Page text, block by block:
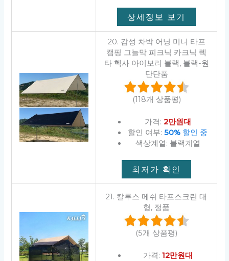
상세정보 보기
20. 감성 차박 어닝 미니 타프
캠핑 그늘막 피크닉 카크닉 렉
타 헥사 아이보리 블랙, 블랙-원
단단품
(118개 상품평)
가격: 2만원대
할인 여부:50% 할인 중
색상계열: 블랙계열
최저가 확인
21. 칼루스 메쉬 타프스크린 대
형, 정품
(5개 상품평)
가격: 12만원대